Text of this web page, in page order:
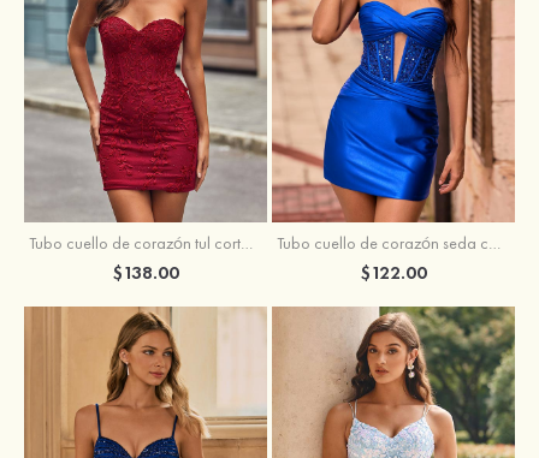
Tubo cuello de corazón tul corto/mini vestido para homecoming
$138.00
Tubo cuello de corazón seda como el satén corto vestido para homecoming
$122.00